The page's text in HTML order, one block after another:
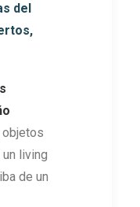
del
objetos
living
de un